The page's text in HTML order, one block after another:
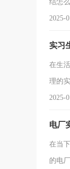
结怎
2025-
实习
在生
理的
2025-
电厂
在当
的电